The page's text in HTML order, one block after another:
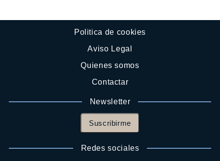
Politica de cookies
Aviso Legal
Quienes somos
Contactar
Newsletter
Suscribirme
Redes sociales